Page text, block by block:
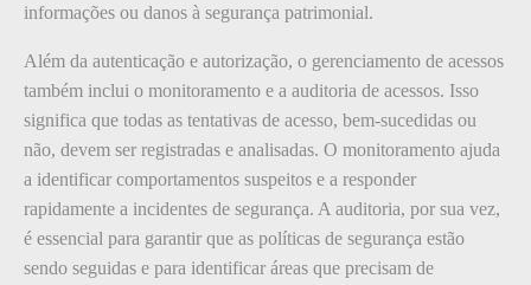
informações ou danos à segurança patrimonial.
Além da autenticação e autorização, o gerenciamento de acessos
também inclui o monitoramento e a auditoria de acessos. Isso
significa que todas as tentativas de acesso, bem-sucedidas ou
não, devem ser registradas e analisadas. O monitoramento ajuda
a identificar comportamentos suspeitos e a responder
rapidamente a incidentes de segurança. A auditoria, por sua vez,
é essencial para garantir que as políticas de segurança estão
sendo seguidas e para identificar áreas que precisam de